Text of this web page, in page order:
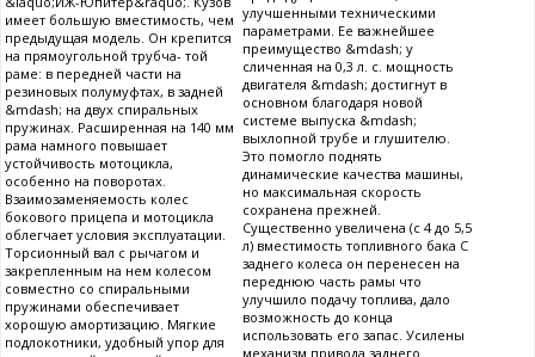
имеет большую вместимость, чем
предыдущая модель. Он крепится
на прямоугольной трубча- той
раме: в передней части на
резиновых полумуфтах, в задней
&mdash; на двух спиральных
пружинах. Расширенная на 140 мм
рама намного повышает
устойчивость мотоцикла,
особенно на поворотах.
Взаимозаменяемость колес
бокового прицепа и мотоцикла
облегчает условия эксплуатации.
Торсионный вал с рычагом и
закрепленным на нем колесом
совместно со спиральными
пружинами обеспечивает
хорошую амортизацию. Мягкие
подлокотники, удобный упор для
улучшенными техническими
параметрами. Ее важнейшее
преимущество &mdash; у
сличенная на 0,3 л. с. мощность
двигателя &mdash; достигнут в
основном благодаря новой
системе выпуска &mdash;
выхлопной трубе и глушителю.
Это помогло поднять
динамические качества машины,
но максимальная скорость
сохранена прежней.
Существенно увеличена (с 4 до 5,5
л) вместимость топливного бака С
заднего колеса он перенесен на
переднюю часть рамы что
улучшило подачу топлива, дало
возможность до конца
использовать его запас. Усилены
механизм привода заднего